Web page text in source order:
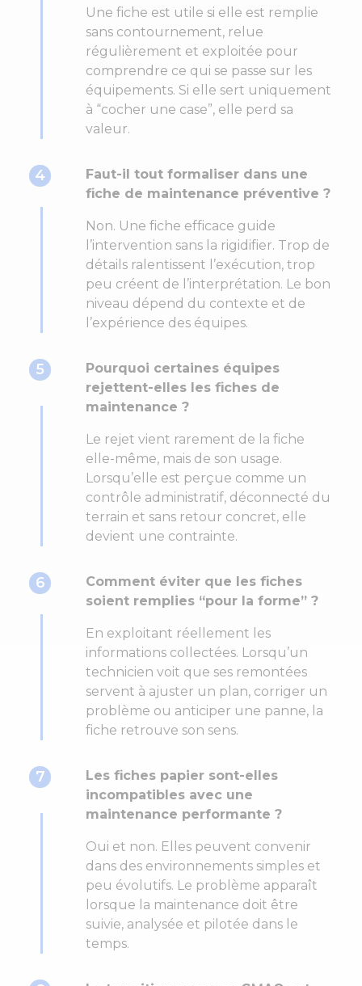
Une fiche est utile si elle est remplie
sans contournement, relue
régulièrement et exploitée pour
comprendre ce qui se passe sur les
équipements. Si elle sert uniquement
à “cocher une case”, elle perd sa
valeur.
4
Faut-il tout formaliser dans une
fiche de maintenance préventive ?
Non. Une fiche efficace guide
l’intervention sans la rigidifier. Trop de
détails ralentissent l’exécution, trop
peu créent de l’interprétation. Le bon
niveau dépend du contexte et de
l’expérience des équipes.
5
Pourquoi certaines équipes
rejettent-elles les fiches de
maintenance ?
Le rejet vient rarement de la fiche
elle-même, mais de son usage.
Lorsqu’elle est perçue comme un
contrôle administratif, déconnecté du
terrain et sans retour concret, elle
devient une contrainte.
6
Comment éviter que les fiches
soient remplies “pour la forme” ?
En exploitant réellement les
informations collectées. Lorsqu’un
technicien voit que ses remontées
servent à ajuster un plan, corriger un
problème ou anticiper une panne, la
fiche retrouve son sens.
7
Les fiches papier sont-elles
incompatibles avec une
maintenance performante ?
Oui et non. Elles peuvent convenir
dans des environnements simples et
peu évolutifs. Le problème apparaît
lorsque la maintenance doit être
suivie, analysée et pilotée dans le
temps.